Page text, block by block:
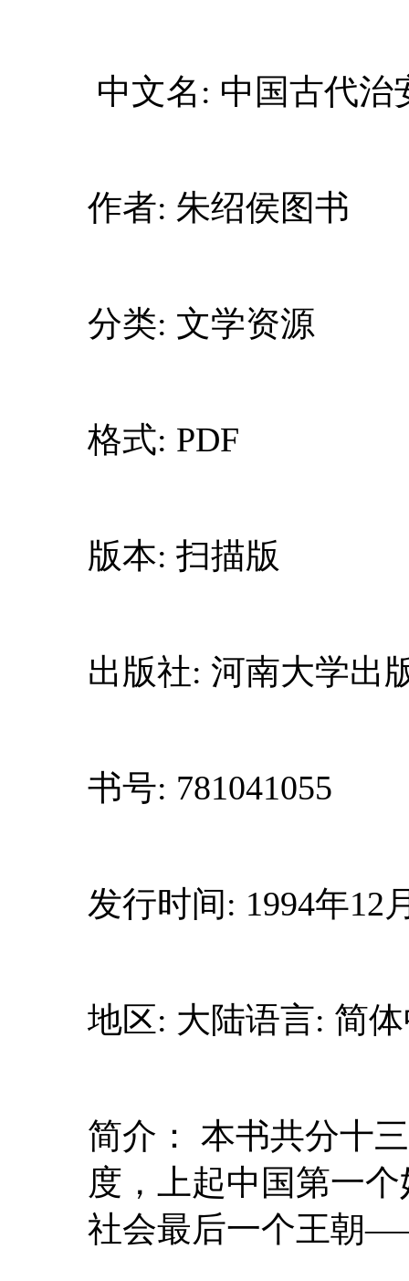
中文名: 中国古代治
作者: 朱绍侯图书
分类: 文学资源
格式: PDF
版本: 扫描版
出版社: 河南大学出
书号: 781041055
发行时间: 1994年12
地区: 大陆语言: 简
简介： 本书共分十
度，上起中国第一
社会最后一个王朝